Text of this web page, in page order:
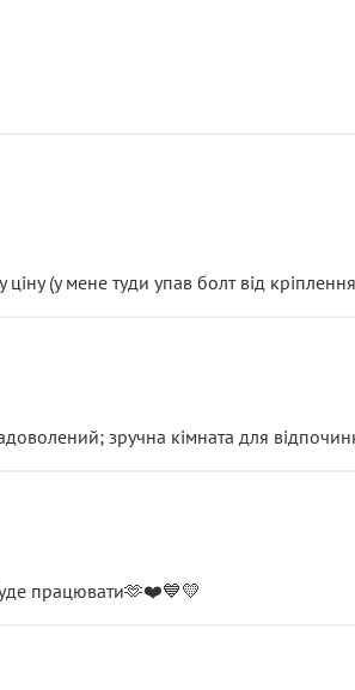
(у мене туди упав болт від
зручна кімната для
працювати🫶❤️💙💛